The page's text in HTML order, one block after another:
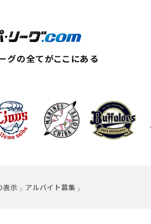
表示 アルバイト募集 （別ウィンドウで開く